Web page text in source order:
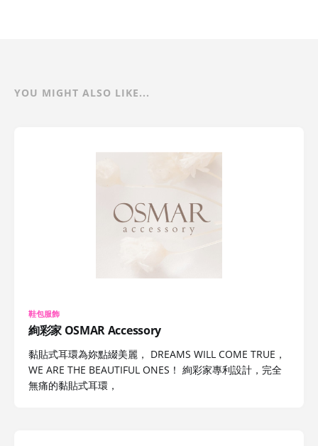
YOU MIGHT ALSO LIKE...
鞋包服飾
絢彩家 OSMAR Accessory
黏貼式耳環為妳點綴美麗， DREAMS WILL COME TRUE，
WE ARE THE BEAUTIFUL ONES！ 絢彩家專利設計，完全
無痛的黏貼式耳環，